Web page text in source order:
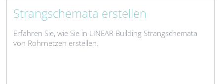
Strangschemata erstellen
Erfahren Sie, wie Sie in LINEAR Building Strangschemata
von Rohrnetzen erstellen.